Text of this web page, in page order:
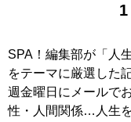
1
SPA！編集部が「人
をテーマに厳選した
週金曜日にメールで
性・人間関係…人生